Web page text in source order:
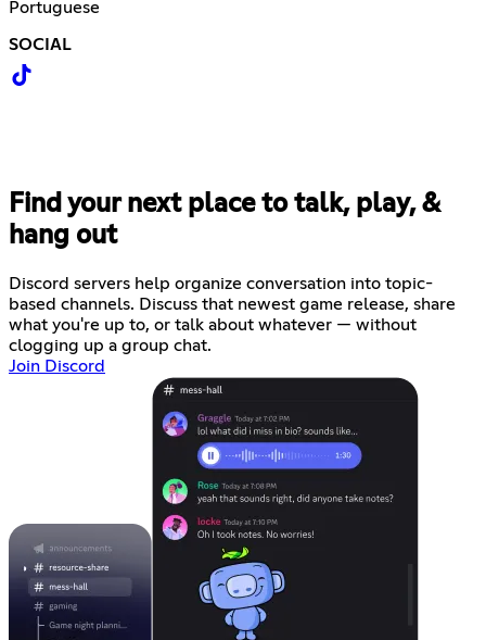
Portuguese
SOCIAL
Find your next place to talk, play, &
hang out
Discord servers help organize conversation into topic-
based channels. Discuss that newest game release, share
what you're up to, or talk about whatever — without
clogging up a group chat.
Join Discord